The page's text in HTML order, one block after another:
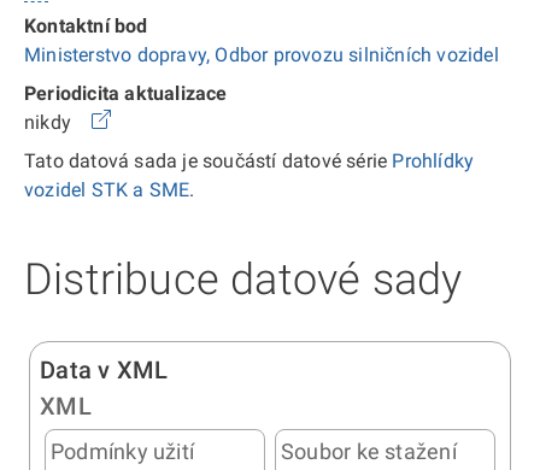
Kontaktní bod
Ministerstvo dopravy, Odbor provozu silničních vozidel
Periodicita aktualizace
nikdy
Tato datová sada je součástí datové série Prohlídky
vozidel STK a SME.
Distribuce datové sady
Data v XML
XML
Podmínky užití
Soubor ke stažení